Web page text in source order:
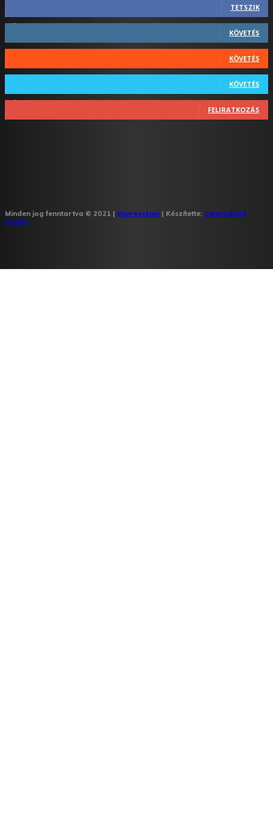
TETSZIK
1,731 Követő
KÖVETÉS
44 Követő
KÖVETÉS
64 Követő
KÖVETÉS
1,348 Feliratkozó
FELIRATKOZÁS
Minden jog fenntartva © 2021 | Impresszum | Készítette: Smartcloud
Digital